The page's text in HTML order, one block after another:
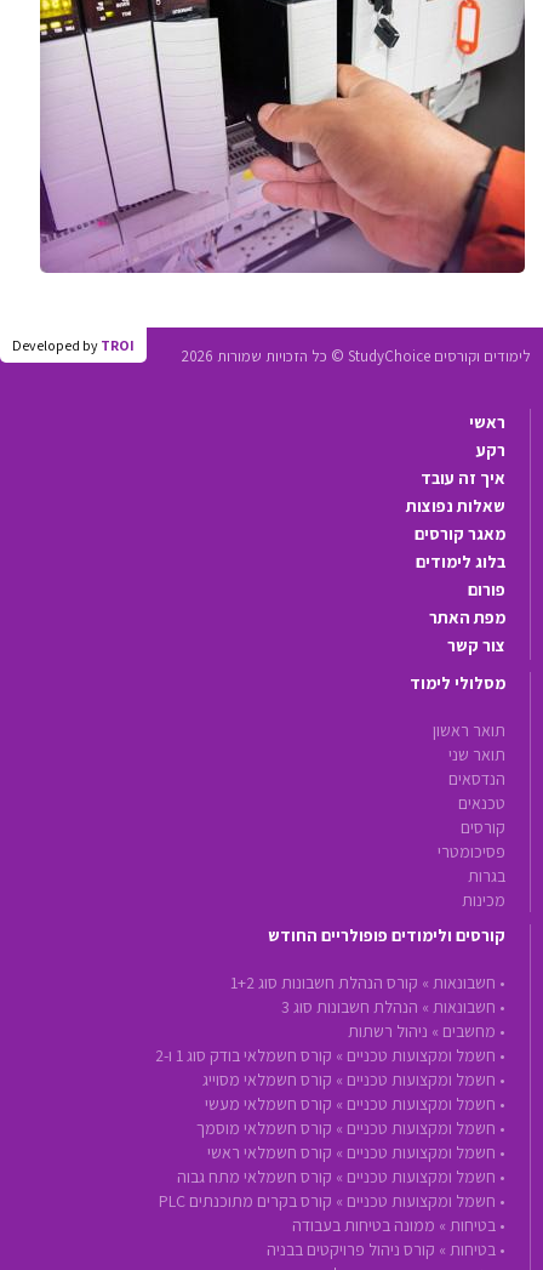
Developed by TROI
לימודים וקורסים StudyChoice © כל הזכויות שמורות 2026
ראשי
רקע
איך זה עובד
שאלות נפוצות
מאגר קורסים
בלוג לימודים
פורום
מפת האתר
צור קשר
מסלולי לימוד
תואר ראשון
תואר שני
הנדסאים
טכנאים
קורסים
פסיכומטרי
בגרות
מכינות
קורסים ולימודים פופולריים החודש
• חשבונאות » קורס הנהלת חשבונות סוג 1+2
• חשבונאות » הנהלת חשבונות סוג 3
• מחשבים » ניהול רשתות
• חשמל ומקצועות טכניים » קורס חשמלאי בודק סוג 1 ו-2
• חשמל ומקצועות טכניים » קורס חשמלאי מסוייג
• חשמל ומקצועות טכניים » קורס חשמלאי מעשי
• חשמל ומקצועות טכניים » קורס חשמלאי מוסמך
• חשמל ומקצועות טכניים » קורס חשמלאי ראשי
• חשמל ומקצועות טכניים » קורס חשמלאי מתח גבוה
• חשמל ומקצועות טכניים » קורס בקרים מתוכנתים PLC
• בטיחות » ממונה בטיחות בעבודה
• בטיחות » קורס ניהול פרויקטים בבניה